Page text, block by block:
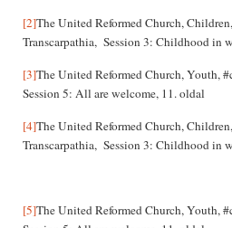
[2]The United Reformed Church,
Transcarpathia, Session 3: Childhood in
[3]The United Reformed Church, Youth,
Session 5: All are welcome, 11. oldal
[4]The United Reformed Church,
Transcarpathia, Session 3: Childhood in
[5]The United Reformed Church, Youth,